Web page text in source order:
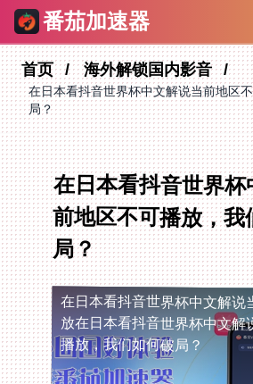
番茄加速器
首页 海外解锁国内影音
在日本看抖音世界杯中文解说当前地区
局？
在日本看抖音世界杯
前地区不可播放，
局？
在日本看抖音世界杯中文解说
放在日本看抖音世界杯中文解
播放，我们如何破局？